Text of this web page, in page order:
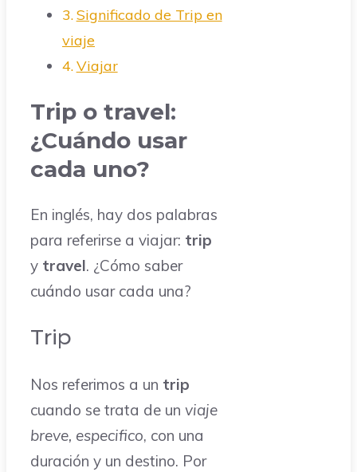
Significado de Trip en
viaje
Viajar
Trip o travel:
¿Cuándo usar
cada uno?
En inglés, hay dos palabras
para referirse a viajar: trip
y travel. ¿Cómo saber
cuándo usar cada una?
Trip
Nos referimos a un trip
cuando se trata de un viaje
breve, especifico, con una
duración y un destino. Por